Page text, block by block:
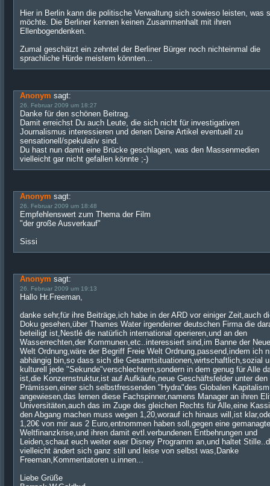
Hier in Berlin kann die politische Verwaltung sich sowieso leisten, was
möchte. Die Berliner kennen keinen Zusammenhalt mit ihren
Ellenbogendenken.
Zumal geschätzt ein zehntel der Berliner Bürger noch nichteinmal die
sprachliche Hürde meistern könnten...
Anonym sagt:
26. Februar 2009 um 18:27
Danke für den schönen Beitrag.
Damit erreichst Du auch Leute, die sich nicht für investigativen
Journalismus interessieren und denen Deine Artikel eventuell zu
sensationell/spekulativ sind.
Du hast nun damit eine Brücke geschlagen, was den Massenmedien
vielleicht gar nicht gefallen könnte ;-)
Anonym sagt:
26. Februar 2009 um 18:48
Empfehlenswert zum Thema der Film
"der große Ausverkauf"
Sissi
Anonym sagt:
26. Februar 2009 um 19:13
Hallo Hr.Freeman,
danke sehr,für ihre Beiträge,ich habe in der ARD vor einiger Zeit,auch
Doku gesehen,über Thames Water irgendeiner deutschen Firma die
beteiligt ist,Nestlé die natürlich international operieren,und an den
Wasserrechten,der Kommunen,etc..interessiert sind,im Banne der
Welt Ordnung,wäre der Begriff Freie Welt Ordnung,passend,indem ich
abhängig bin,so dass sich die Gesamtsituationen,wirtschaftlich,sozial
kulturell jede "Sekunde"verschlechtern,sondern in dem genug für Alle
ist,die Konzernstruktur,ist auf Aufkäufe,neue Geschäftsfelder unter den
Prämissen,einer sich selbstfressenden "Hydra"des Globalen
angewiesen,das lernen diese Fachspinner,namens Manager an ihren
Universitäten,auch das im Zuge des gleichen Rechts für Alle,eine
den Abgang machen muss wegen 1,20,worauf ich hinaus will,ist
1,20€ von mir aus 2 Euro,entnommen haben soll,gegen eine gemanagte
Weltfinanzkrise,und ihren damit evtl.verbundenen Entbehrungen und
Leiden,schaut euch weiter euer Disney Programm an,und haltet
vielleicht ändert sich ganz still und leise von selbst was,Danke
Freeman,Kommentatoren u.innen...
Liebe Grüße